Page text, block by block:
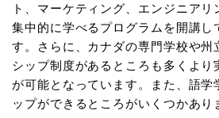
ト、マーケティング、エンジニア
集中的に学べるプログラムを開講し
す。さらに、カナダの専門学校や州
シップ制度があるところも多くより
が可能となっています。また、語学
ップができるところがいくつかあり